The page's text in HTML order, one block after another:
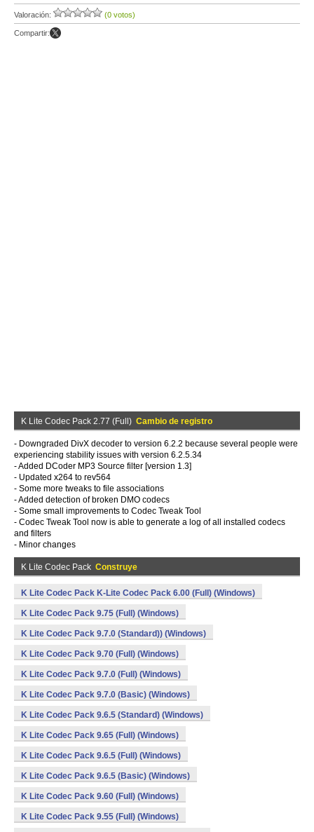
Valoración: (0 votos)
Compartir:
K Lite Codec Pack 2.77 (Full) Cambio de registro
- Downgraded DivX decoder to version 6.2.2 because several people were
experiencing stability issues with version 6.2.5.34
- Added DCoder MP3 Source filter [version 1.3]
- Updated x264 to rev564
- Some more tweaks to file associations
- Added detection of broken DMO codecs
- Some small improvements to Codec Tweak Tool
- Codec Tweak Tool now is able to generate a log of all installed codecs
and filters
- Minor changes
K Lite Codec Pack Construye
K Lite Codec Pack K-Lite Codec Pack 6.00 (Full) (Windows)
K Lite Codec Pack 9.75 (Full) (Windows)
K Lite Codec Pack 9.7.0 (Standard)) (Windows)
K Lite Codec Pack 9.70 (Full) (Windows)
K Lite Codec Pack 9.7.0 (Full) (Windows)
K Lite Codec Pack 9.7.0 (Basic) (Windows)
K Lite Codec Pack 9.6.5 (Standard) (Windows)
K Lite Codec Pack 9.65 (Full) (Windows)
K Lite Codec Pack 9.6.5 (Full) (Windows)
K Lite Codec Pack 9.6.5 (Basic) (Windows)
K Lite Codec Pack 9.60 (Full) (Windows)
K Lite Codec Pack 9.55 (Full) (Windows)